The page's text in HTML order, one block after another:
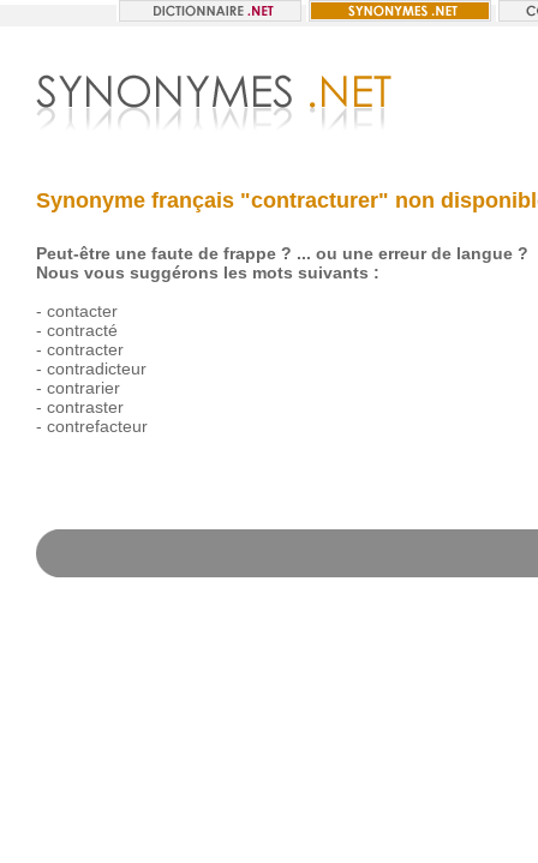
Synonyme français "contracturer" non
Peut-être une faute de frappe ? ... ou une erreur de langue ?
Nous vous suggérons les mots suivants :
- contacter
- contracté
- contracter
- contradicteur
- contrarier
- contraster
- contrefacteur